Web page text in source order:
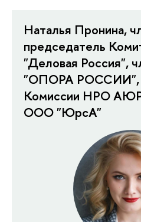
Наталья Пронина,
председатель
"Деловая Россия",
"ОПОРА РОССИИ",
Комиссии НРО
ООО "ЮрсА"